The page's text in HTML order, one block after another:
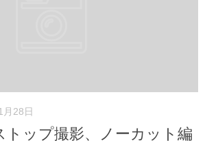
月28日
トップ撮影、ノーカット編